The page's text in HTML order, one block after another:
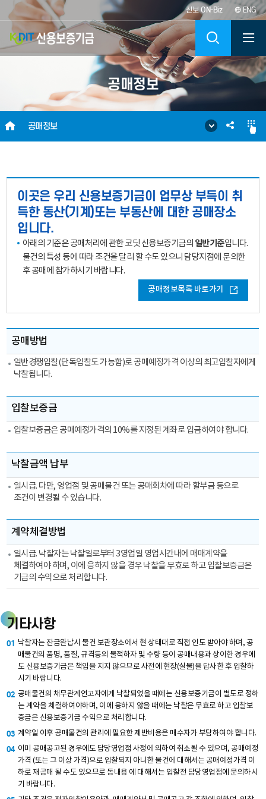
신보ON-Biz ENG
KODIT
신
보
증
금
KOREA
CREDIT
GUARANTEE
FUND
색
공매정보
HOME
공매정보
SNS
이곳은 우리 신용보증기금이 업무상 부득이 취
득한 동산(기계)또는 부동산에 대한 공매장소
입니다.
아래의 기준은 공매처리에 관한 코딧 신용보증기금의 일반기준입니다.
물건의 특성 등에 따라 조건을 달리 할 수도 있으니 담당지점에 문의한
후 공매에 참가하시기 바랍니다.
공매정보목록 바로가기
매각방법/
기준
공매방법,
입찰보증금,
납부,
정보를
표
공매방법
일반경쟁입찰(단독입찰도 가능함)로 공매예정가격 이상의 최고입찰자에게
낙찰됩니다.
입찰보증금
입찰보증금은 공매예정가격의 10%를 지정된 계좌로 입금하여야 합니다.
낙찰금액 납부
일시급. 다만, 영업점 및 공매물건 또는 공매회차에 따라 할부금 등으로
조건이 변경될 수 있습니다.
계약체결방법
일시급. 낙찰자는 낙찰일로부터 3영업일 영업시간내에 매매계약을
체결하여야 하며, 이에 응하지 않을 경우 낙찰을 무효로 하고 입찰보증금은
기금의 수익으로 처리합니다.
기타사항
01 낙찰자는 잔금완납시 물건 보관장소에서 현 상태대로 직접 인도 받아야 하며, 공
매물건의 품명, 품질, 규격등의 물적하자 및 수량 등이 공매내용과 상이한 경우에
도 신용보증기금은 책임을 지지 않으므로 사전에 현장(실물)을 답사한 후 입찰하
시기 바랍니다.
02 공매물건의 채무관계연고자에게 낙찰되었을 때에는 신용보증기금이 별도로 정하
는 계약을 체결하여야하며, 이에 응하지 않을 때에는 낙찰은 무효로 하고 입찰보
증금은 신용보증기금 수익으로 처리합니다.
03 계약일 이후 공매물건의 관리에 필요한 제반비용은 매수자가 부담하여야 합니다.
04 이미 공매공고된 경우에도 담당영업점 사정에 의하여 취소될 수 있으며, 공매예정
가격 (또는 그 이상 가격)으로 입찰되지 아니한 물건에 대해서는 공매예정가격 이
하로 재공매 될 수도 있으므로 동내용 에 대해서는 입찰전 담당영업점에 문의하시
기 바랍니다.